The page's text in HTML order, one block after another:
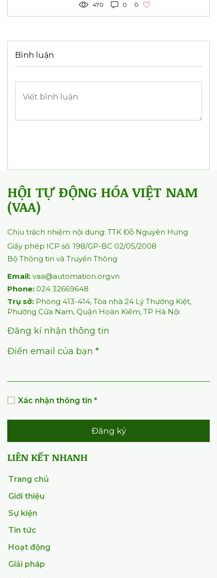
470
0 0
Bình luận
HỘI TỰ ĐỘNG HÓA VIỆT NAM
(VAA)
Chịu trách nhiệm nội dung: TTK Đỗ Nguyên Hưng
Giấy phép ICP số: 198/GP-BC 02/05/2008
Bộ Thông tin và Truyền Thông
Email: vaa@automation.org.vn
Phone: 024 32669648
Trụ sở: Phòng 413-414, Tòa nhà 24 Lý Thường Kiệt,
Phường Cửa Nam, Quận Hoàn Kiếm, TP Hà Nội
Đăng kí nhận thông tin
Điền email của bạn *
Xác nhận thông tin *
Đăng ký
LIÊN KẾT NHANH
Trang chủ
Giới thiệu
Sự kiện
Tin tức
Hoạt động
Giải pháp